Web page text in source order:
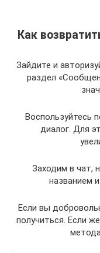
Как
Зайдите и
раздел
Воспользуйтесь
диалог. Для
Заходим в чат,
названием
Если вы
получиться. Если